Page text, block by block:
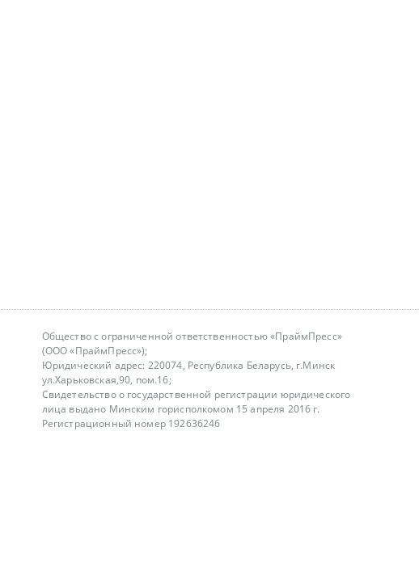
Общество с ограниченной ответственностью «ПраймПресс»
(ООО «ПраймПресс»);
Юридический адрес: 220074, Республика Беларусь, г.Минск
ул.Харьковская,90, пом.16;
Свидетельство о государственной регистрации юридического
лица выдано Минским горисполкомом 15 апреля 2016 г.
Регистрационный номер 192636246